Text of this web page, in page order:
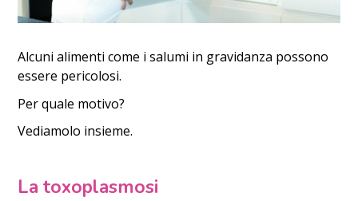
Alcuni alimenti come i salumi in gravidanza possono
essere pericolosi.
Per quale motivo?
Vediamolo insieme.
La toxoplasmosi